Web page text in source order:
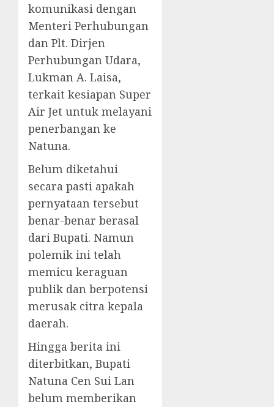
komunikasi dengan
Menteri Perhubungan
dan Plt. Dirjen
Perhubungan Udara,
Lukman A. Laisa,
terkait kesiapan Super
Air Jet untuk melayani
penerbangan ke
Natuna.
Belum diketahui
secara pasti apakah
pernyataan tersebut
benar-benar berasal
dari Bupati. Namun
polemik ini telah
memicu keraguan
publik dan berpotensi
merusak citra kepala
daerah.
Hingga berita ini
diterbitkan, Bupati
Natuna Cen Sui Lan
belum memberikan